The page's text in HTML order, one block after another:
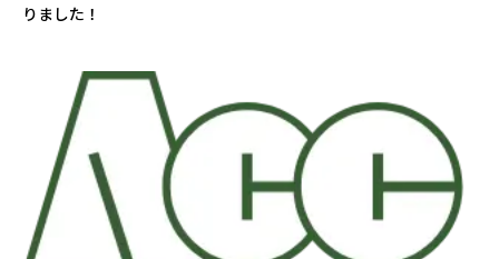
りました！